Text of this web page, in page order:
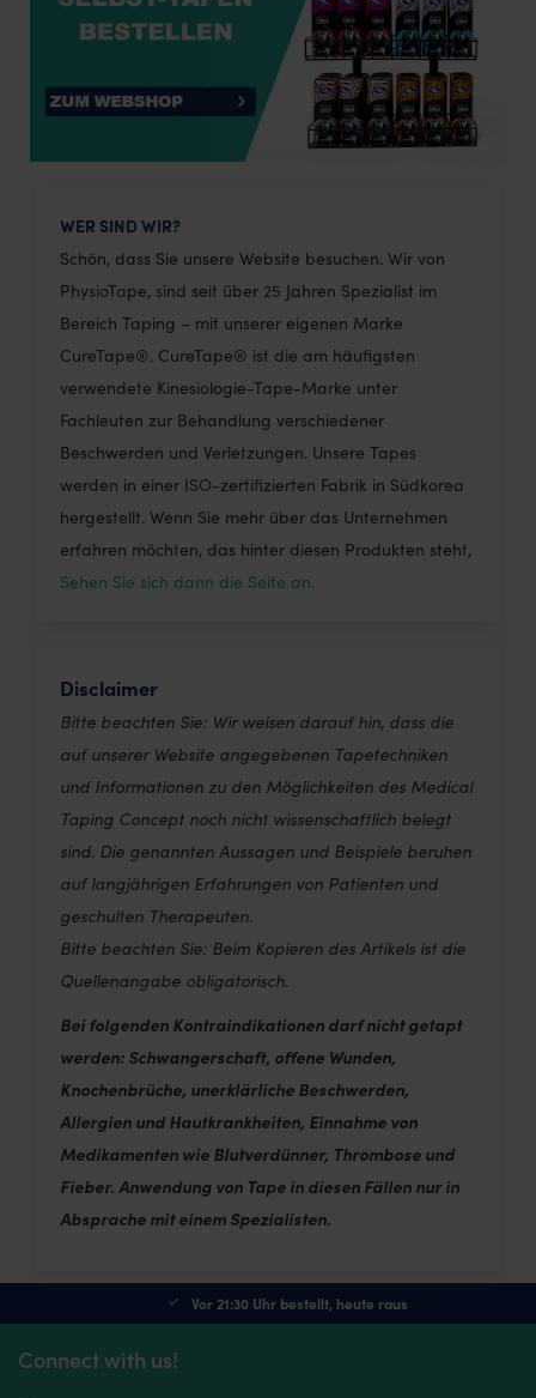
WER SIND WIR?
Schön, dass Sie unsere Website besuchen. Wir von
PhysioTape, sind seit über 25 Jahren Spezialist im
Bereich Taping – mit unserer eigenen Marke
CureTape®. CureTape® ist die am häufigsten
verwendete Kinesiologie-Tape-Marke unter
Fachleuten zur Behandlung verschiedener
Beschwerden und Verletzungen. Unsere Tapes
werden in einer ISO-zertifizierten Fabrik in Südkorea
hergestellt. Wenn Sie mehr über das Unternehmen
erfahren möchten, das hinter diesen Produkten steht,
Sehen Sie sich dann die Seite an.
Disclaimer
Bitte beachten Sie: Wir weisen darauf hin, dass die
auf unserer Website angegebenen Tapetechniken
und Informationen zu den Möglichkeiten des Medical
Taping Concept noch nicht wissenschaftlich belegt
sind. Die genannten Aussagen und Beispiele beruhen
auf langjährigen Erfahrungen von Patienten und
geschulten Therapeuten.
Bitte beachten Sie: Beim Kopieren des Artikels ist die
Quellenangabe obligatorisch.
Bei folgenden Kontraindikationen darf nicht getapt
werden: Schwangerschaft, offene Wunden,
Knochenbrüche, unerklärliche Beschwerden,
Allergien und Hautkrankheiten, Einnahme von
Medikamenten wie Blutverdünner, Thrombose und
Fieber. Anwendung von Tape in diesen Fällen nur in
Absprache mit einem Spezialisten.
Vor 21:30 Uhr bestellt, heute raus
Connect with us!